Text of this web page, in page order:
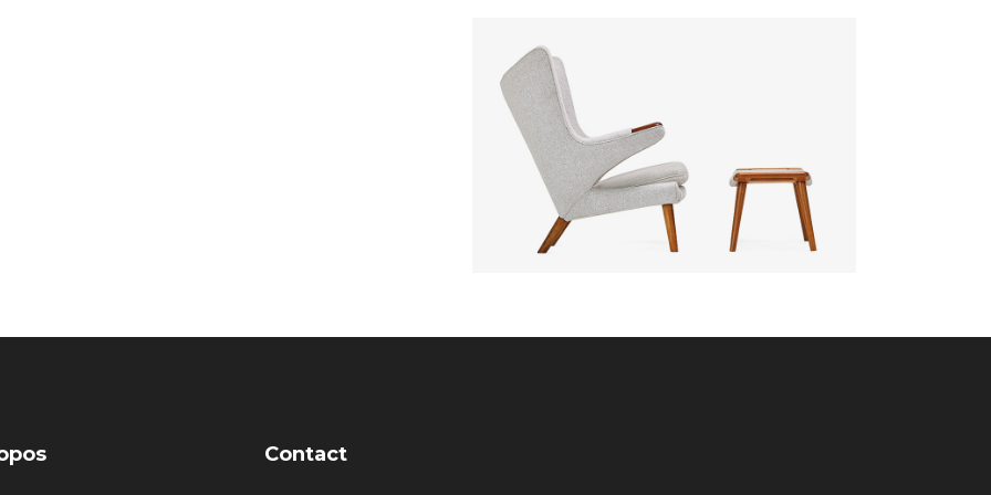
Contact